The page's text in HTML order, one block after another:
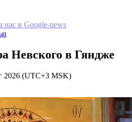
наc в Google-news
Невского в Гяндже
2026 (UTC+3 MSK)